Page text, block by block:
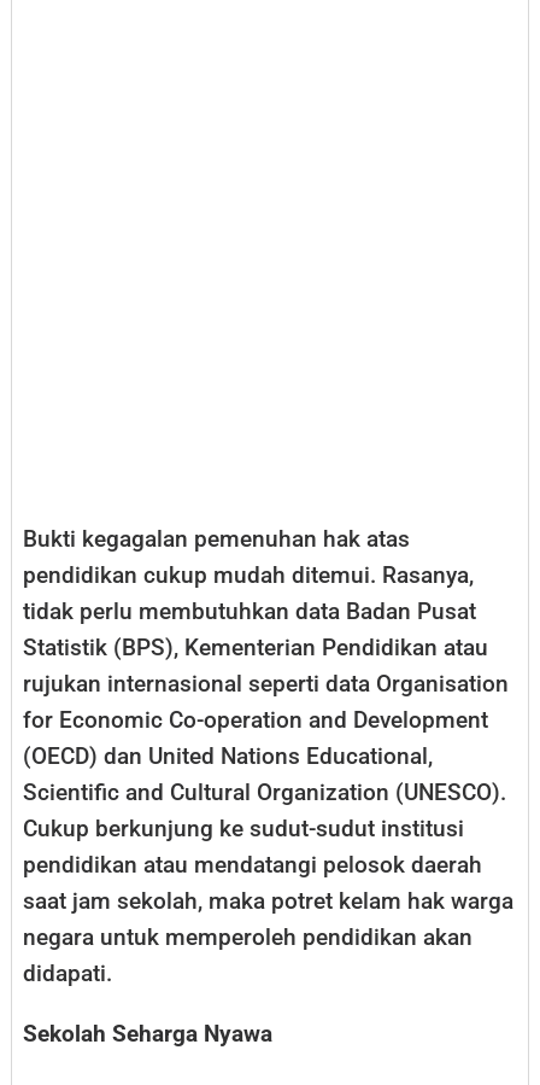
Bukti kegagalan pemenuhan hak atas
pendidikan cukup mudah ditemui. Rasanya,
tidak perlu membutuhkan data Badan Pusat
Statistik (BPS), Kementerian Pendidikan atau
rujukan internasional seperti data Organisation
for Economic Co-operation and Development
(OECD) dan United Nations Educational,
Scientific and Cultural Organization (UNESCO).
Cukup berkunjung ke sudut-sudut institusi
pendidikan atau mendatangi pelosok daerah
saat jam sekolah, maka potret kelam hak warga
negara untuk memperoleh pendidikan akan
didapati.
Sekolah Seharga Nyawa